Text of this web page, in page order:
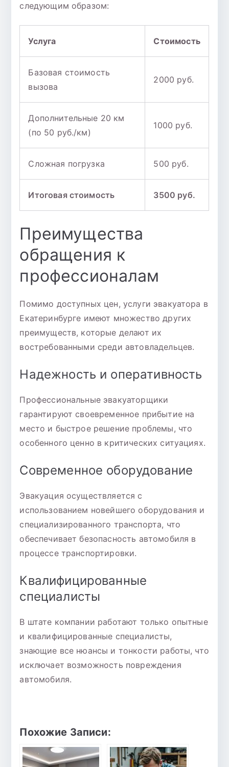
следующим образом:
Услуга Стоимость
Базовая стоимость
вызова
2000 руб.
Дополнительные 20 км
(по 50 руб./км)
1000 руб.
Сложная погрузка 500 руб.
Итоговая стоимость 3500 руб.
Преимущества
обращения к
профессионалам
Помимо доступных цен, услуги эвакуатора в
Екатеринбурге имеют множество других
преимуществ, которые делают их
востребованными среди автовладельцев.
Надежность и оперативность
Профессиональные эвакуаторщики
гарантируют своевременное прибытие на
место и быстрое решение проблемы, что
особенного ценно в критических ситуациях.
Современное оборудование
Эвакуация осуществляется с
использованием новейшего оборудования и
специализированного транспорта, что
обеспечивает безопасность автомобиля в
процессе транспортировки.
Квалифицированные
специалисты
В штате компании работают только опытные
и квалифицированные специалисты,
знающие все нюансы и тонкости работы, что
исключает возможность повреждения
автомобиля.
Похожие Записи: